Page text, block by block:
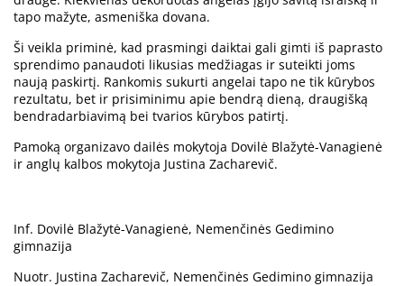
tapo mažyte, asmeniška dovana.
Ši veikla priminė, kad prasmingi daiktai gali gimti iš paprasto
sprendimo panaudoti likusias medžiagas ir suteikti joms
naują paskirtį. Rankomis sukurti angelai tapo ne tik kūrybos
rezultatu, bet ir prisiminimu apie bendrą dieną, draugišką
bendradarbiavimą bei tvarios kūrybos patirtį.
Pamoką organizavo dailės mokytoja Dovilė Blažytė-Vanagienė
ir anglų kalbos mokytoja Justina Zacharevič.
Inf. Dovilė Blažytė-Vanagienė, Nemenčinės Gedimino
gimnazija
Nuotr. Justina Zacharevič, Nemenčinės Gedimino gimnazija